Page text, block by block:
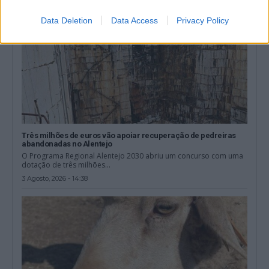
Data Deletion Data Access Privacy Policy
Três milhões de euros vão apoiar recuperação de pedreiras
abandonadas no Alentejo
O Programa Regional Alentejo 2030 abriu um concurso com uma
dotação de três milhões...
3 Agosto, 2026 - 14:38